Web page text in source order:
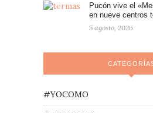
Pucón vive el
en nueve centros
5 agosto, 2026
#YOCOMO